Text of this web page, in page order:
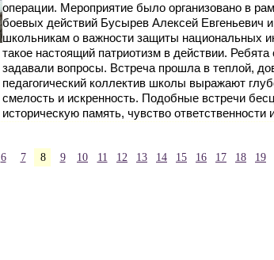
операции. Мероприятие было организовано в
боевых действий Бусырев Алексей Евгеньевич
школьникам о важности защиты национальных
такое настоящий патриотизм в действии.
задавали вопросы. Встреча прошла в теплой,
педагогический коллектив школы выражают
смелость и искренность. Подобные встречи
историческую память, чувство ответственности
6 7 8 9 10 11 12 13 14 15 16 17 18 19